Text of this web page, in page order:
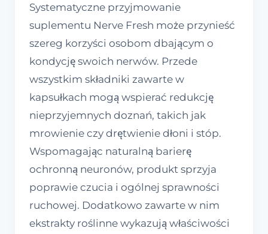
Systematyczne przyjmowanie
suplementu Nerve Fresh może przynieść
szereg korzyści osobom dbającym o
kondycję swoich nerwów. Przede
wszystkim składniki zawarte w
kapsułkach mogą wspierać redukcję
nieprzyjemnych doznań, takich jak
mrowienie czy drętwienie dłoni i stóp.
Wspomagając naturalną barierę
ochronną neuronów, produkt sprzyja
poprawie czucia i ogólnej sprawności
ruchowej. Dodatkowo zawarte w nim
ekstrakty roślinne wykazują właściwości